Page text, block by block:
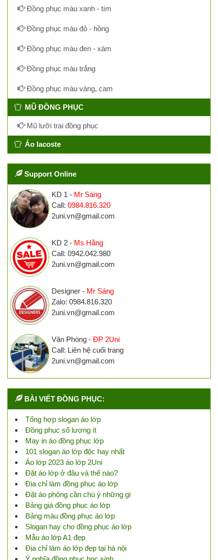
Đồng phục màu xanh - tím
Đồng phục màu đỏ - hồng
Đồng phục màu đen - xám
Đồng phục màu trắng
Đồng phục màu vàng, cam
MŨ ĐỒNG PHỤC
Mũ lưỡi trai đồng phục
Áo lacoste
Support Online
KD 1 - Mr Sáng
Call: 0984.816.320
2uni.vn@gmail.com
KD 2 - Ms Hằng
Call: 0942.042.980
2uni.vn@gmail.com
Designer - Mr Sáng
Zalo: 0984.816.320
2uni.vn@gmail.com
Văn Phòng - ĐP 2Uni
Call: Liên hệ cuối trang
2uni.vn@gmail.com
BÀI VIẾT ĐỒNG PHỤC:
Tổng hợp slogan áo lớp
Đồng phục số lượng ít
May in áo đồng phục lớp
101 slogan áo lớp độc hay nhất
Áo lớp 2023 áo lớp 2Uni
Đặt áo lớp ở đâu và thế nào?
Địa chỉ làm đồng phục áo lớp
Đặt áo phông cần chú ý những gì
Bảng giá đồng phục áo lớp
Bảng màu đồng phục áo lớp
Slogan hay cho đồng phục áo lớp
Mẫu áo lớp A1 đẹp
Địa chỉ làm áo lớp đẹp tại hà nội